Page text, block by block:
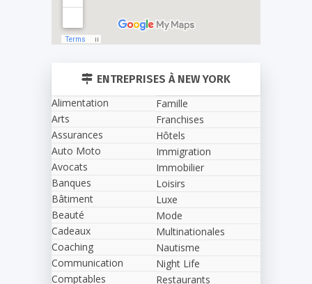
ENTREPRISES À NEW YORK
Alimentation
Arts
Assurances
Auto Moto
Avocats
Banques
Bâtiment
Beauté
Cadeaux
Coaching
Communication
Comptables
Famille
Franchises
Hôtels
Immigration
Immobilier
Loisirs
Luxe
Mode
Multinationales
Nautisme
Night Life
Restaurants